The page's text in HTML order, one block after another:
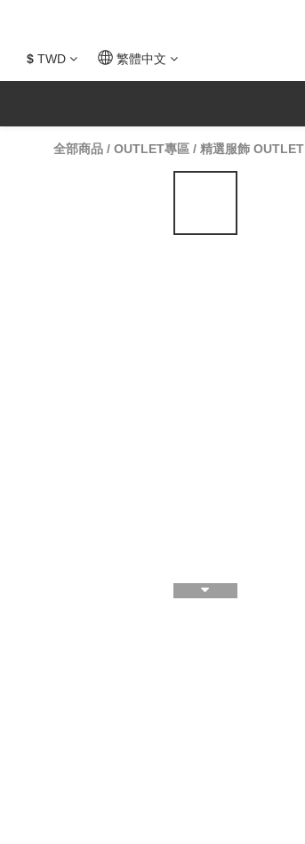
$ TWD 繁體中文
全部商品 / OUTLET專區 / 精選服飾 OUTLET